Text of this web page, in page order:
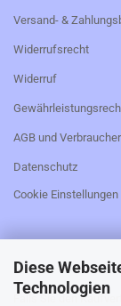
Diese
Technologien
Versand- &
Widerrufsrecht
Widerruf
AGB und
Datenschutz
Cookie Einstellungen
Falls Sie den